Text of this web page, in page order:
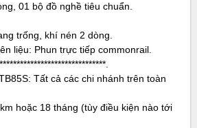
01 bộ đồ nghề tiêu chuẩn.
trống, khí nén 2 dòng.
liệu: Phun trực tiếp commonrail.
Tất cả các chi nhánh trên toàn
hoặc 18 tháng (tùy điều kiện nào tới